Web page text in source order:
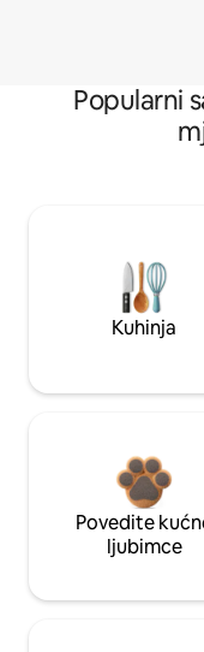
Popularni
Kuhinja
Povedite
ljubimce